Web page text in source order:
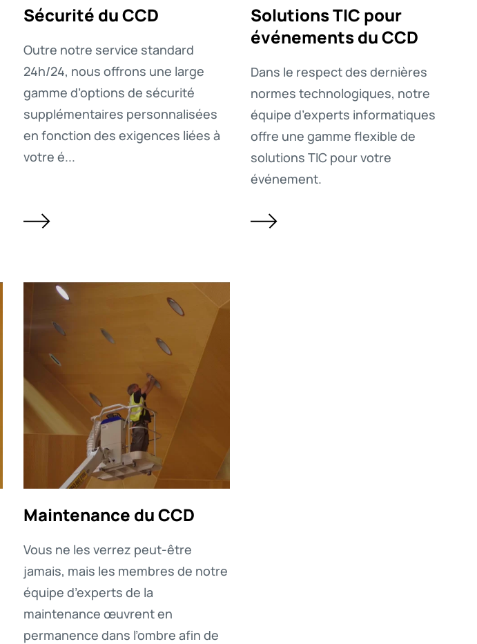
Sécurité du CCD
Outre notre service standard
24h/24, nous offrons une large
gamme d’options de sécurité
supplémentaires personnalisées
en fonction des exigences liées à
votre é...
Solutions TIC pour
événements du CCD
Dans le respect des dernières
normes technologiques, notre
équipe d’experts informatiques
offre une gamme flexible de
solutions TIC pour votre
événement.
Maintenance du CCD
Vous ne les verrez peut-être
jamais, mais les membres de notre
équipe d’experts de la
maintenance œuvrent en
permanence dans l’ombre afin de